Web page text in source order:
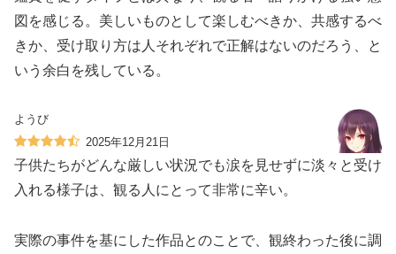
図を感じる。美しいものとして楽しむべきか、共感するべ
きか、受け取り方は人それぞれで正解はないのだろう、と
いう余白を残している。
ようび
2025年12月21日
子供たちがどんな厳しい状況でも涙を見せずに淡々と受け
入れる様子は、観る人にとって非常に辛い。
実際の事件を基にした作品とのことで、観終わった後に調